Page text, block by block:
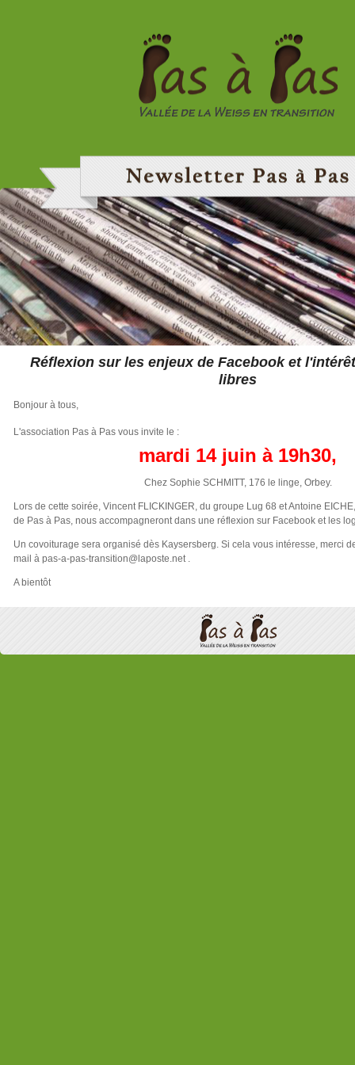
Réflexion sur les enjeux de Facebook et
libres
Bonjour à tous,
L'association Pas à Pas vous invite le :
mardi 14 juin à 19h30,
Chez Sophie SCHMITT, 176 le linge, Orbey.
Lors de cette soirée, Vincent FLICKINGER, du groupe Lug 68 et Antoine
de Pas à Pas, nous accompagneront dans une réflexion sur Facebook et les
Un covoiturage sera organisé dès Kaysersberg. Si cela vous intéresse, merci
mail à pas-a-pas-transition@laposte.net .
A bientôt